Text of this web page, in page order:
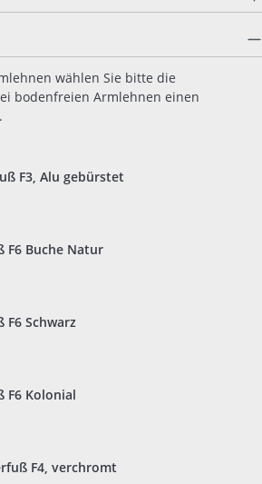
wählen Sie bitte die
bodenfreien Armlehnen einen
F3, Alu gebürstet
F6 Buche Natur
F6 Schwarz
F6 Kolonial
F4, verchromt